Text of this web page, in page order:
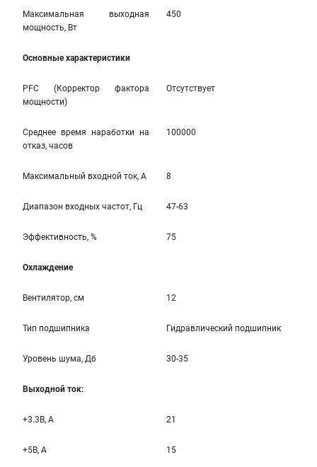
Максимальная выходная
мощность, Вт
450
Основные характеристики
PFC (Корректор фактора
мощности)
Отсутствует
Среднее время наработки на
отказ, часов
100000
Максимальный входной ток, А 8
Диапазон входных частот, Гц 47-63
Эффективность, % 75
Охлаждение
Вентилятор, см 12
Тип подшипника Гидравлический подшипник
Уровень шума, Дб 30-35
Выходной ток:
+3.3B, А 21
+5B, А 15